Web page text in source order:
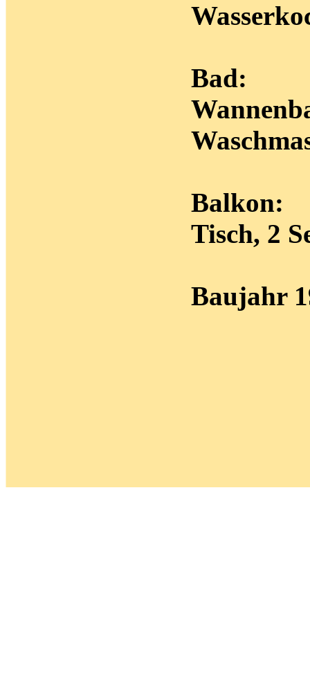
Bad:
Balkon:
Tisch, 2
Baujahr